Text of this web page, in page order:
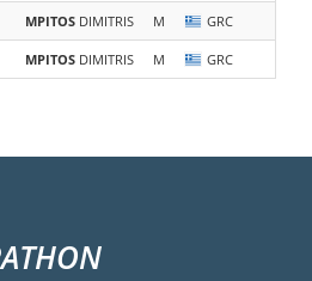
MPITOS DIMITRIS M GRC
MPITOS DIMITRIS M GRC